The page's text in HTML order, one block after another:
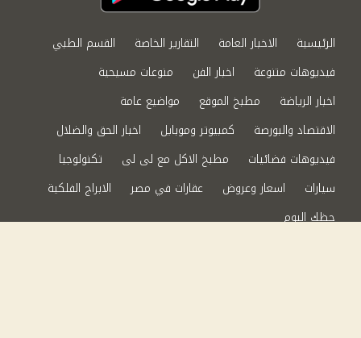
الرئيسية الاخبار العامة التقارير الخاصة
القسم الطبي
فيديوهات متنوعة
اخبار الفن
منوعات مسيحية
اخبار الرياضة
مطبخ الموقع
مواضيع عامة
الاقتصاد والبورصة
كمبيوتر وموبايل
اخبار الحق والضلال
فيديوهات فضائيات
مطبخ الاكل مع لى لى
تكنولوجيا
سيارات
اسعار وعروض عقارات في مصر
الابراج الفلكية
حظك اليوم